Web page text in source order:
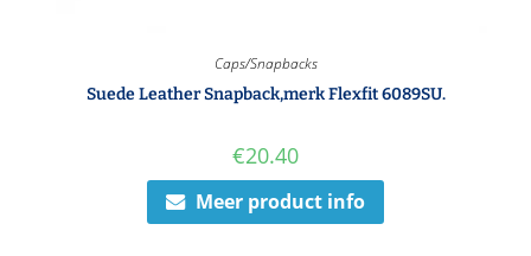
Caps/Snapbacks
Suede Leather Snapback,merk Flexfit 6089SU.
€20.40
Meer product info